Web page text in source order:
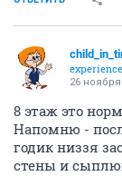
26 ноября
8 этаж это
Напомню -
годик низзя
стены и